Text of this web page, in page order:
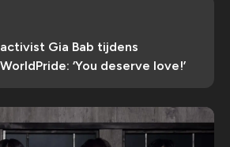
Gia Bab tijdens
‘You deserve love!’